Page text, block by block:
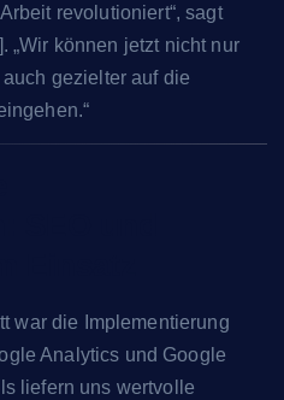
revolutioniert“, sagt
„Wir können jetzt nicht nur
gezielter auf die
war die Implementierung
Analytics und Google
liefern uns wertvolle